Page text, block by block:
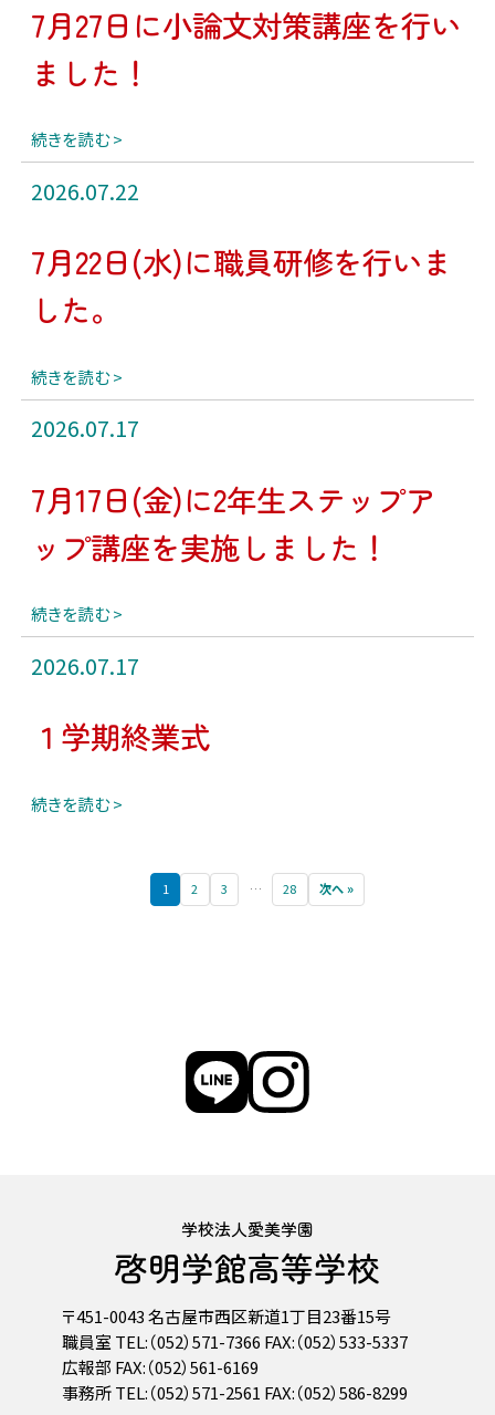
7月27日に小論文対策講座を行い
ました！
続きを読む
2026.07.22
7月22日(水)に職員研修を行いま
した。
続きを読む
2026.07.17
7月17日(金)に2年生ステップア
ップ講座を実施しました！
続きを読む
2026.07.17
１学期終業式
続きを読む
1 2 3 … 28 次へ »
学校法人愛美学園
啓明学館高等学校
〒451-0043 名古屋市西区新道1丁目23番15号
職員室 TEL:（052）571-7366 FAX:（052）533-5337
広報部 FAX:（052）561-6169
事務所 TEL:（052）571-2561 FAX:（052）586-8299